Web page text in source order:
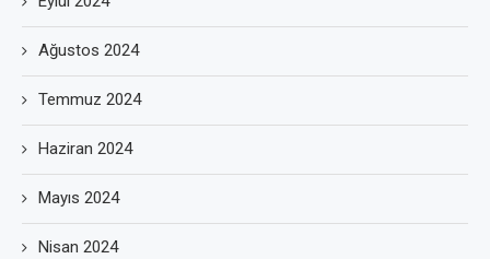
Ağustos 2024
Temmuz 2024
Haziran 2024
Mayıs 2024
Nisan 2024